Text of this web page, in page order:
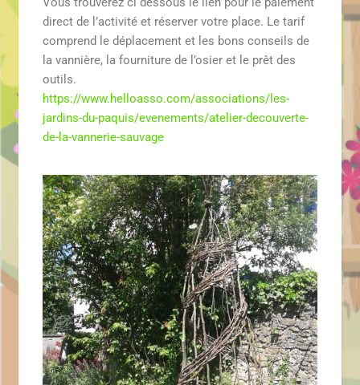
direct de l’activité et réserver votre place. Le tarif
comprend le déplacement et les bons conseils de
la vannière, la fourniture de l’osier et le prêt des
outils.
https://www.helloasso.com/associations/les-
jardins-du-paquis/evenements/atelier-decouverte-
de-la-vannerie-sauvage